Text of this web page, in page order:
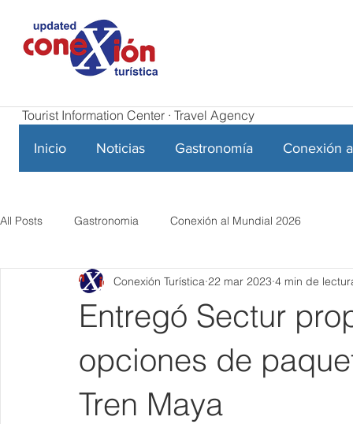
Tourist Information Center · Travel Agency
Inicio Noticias Gastronomía Conexión
All Posts Gastronomia Conexión al Mundial 2026
Entregó Sectur
opciones de
Tren Maya
Conexión Turística 22 mar 2023 4 min de